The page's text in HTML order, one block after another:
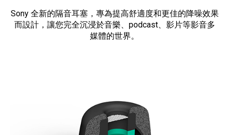
Sony 全新的隔音耳塞，專為提高舒適度和更佳的降噪效果
而設計，讓您完全沉浸於音樂、podcast、影片等影音多
媒體的世界。